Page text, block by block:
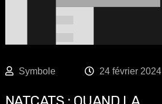
Symbole 24 février 2024